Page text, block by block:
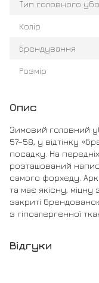
Тип головного
Колір
Брендування
Розмір
Опис
Зимовий головний
57–58, у відтінку
посадку. На
розташований
самого форхеду.
та має якісну, міцну
закриті
з гіпоалергенної
Відгуки